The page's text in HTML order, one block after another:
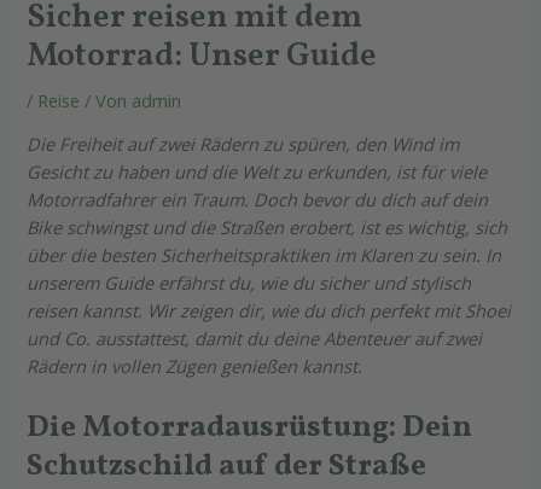
Sicher reisen mit dem
Motorrad: Unser Guide
/ Reise / Von admin
Die Freiheit auf zwei Rädern zu spüren, den Wind im
Gesicht zu haben und die Welt zu erkunden, ist für viele
Motorradfahrer ein Traum. Doch bevor du dich auf dein
Bike schwingst und die Straßen erobert, ist es wichtig, sich
über die besten Sicherheitspraktiken im Klaren zu sein. In
unserem Guide erfährst du, wie du sicher und stylisch
reisen kannst. Wir zeigen dir, wie du dich perfekt mit Shoei
und Co. ausstattest, damit du deine Abenteuer auf zwei
Rädern in vollen Zügen genießen kannst.
Die Motorradausrüstung: Dein
Schutzschild auf der Straße